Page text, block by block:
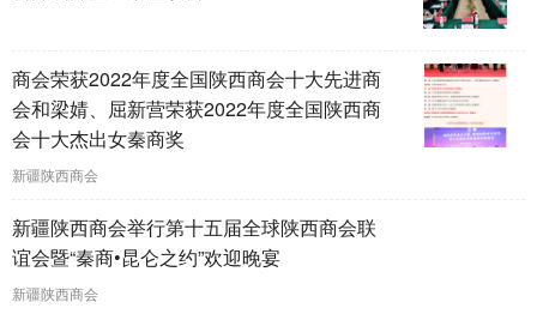
商会荣获2022年度全国陕西商会十大先进商
会和梁婧、屈新营荣获2022年度全国陕西商
会十大杰出女秦商奖
新疆陕西商会
新疆陕西商会举行第十五届全球陕西商会联
谊会暨“秦商•昆仑之约”欢迎晚宴
新疆陕西商会